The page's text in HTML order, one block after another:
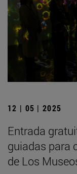
12 | 05 | 2025
Entrada
guiadas para
de Los